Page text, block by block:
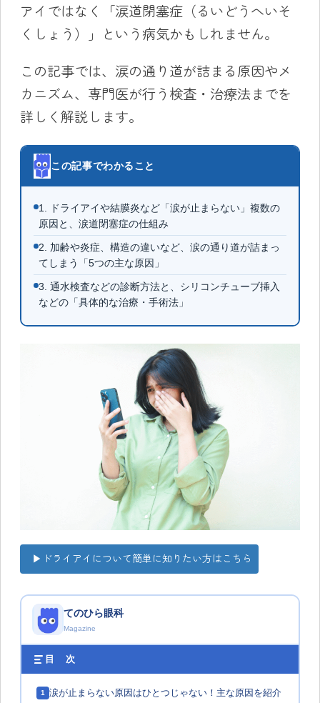
アイではなく「涙道閉塞症（るいどうへいそ
くしょう）」という病気かもしれません。
この記事では、涙の通り道が詰まる原因やメ
カニズム、専門医が行う検査・治療法までを
詳しく解説します。
この記事でわかること
1. ドライアイや結膜炎など「涙が止まらない」複数の
原因と、涙道閉塞症の仕組み
2. 加齢や炎症、構造の違いなど、涙の通り道が詰まっ
てしまう「5つの主な原因」
3. 通水検査などの診断方法と、シリコンチューブ挿入
などの「具体的な治療・手術法」
▶ドライアイについて簡単に知りたい方はこちら
てのひら眼科
Magazine
目 次
1 涙が止まらない原因はひとつじゃない！主な原因を紹介